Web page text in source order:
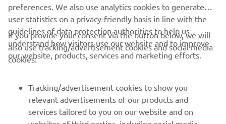
CORPORATE
MAI MULTE YAMAHA
preferences. We also use analytics cookies to generate
user statistics on a privacy-friendly basis in line with the
guidelines of data protection authorities to help us
understand how visitors use our website and to improve
our website, products, services and marketing efforts.
If you provide your consent via the button below, we will
also use tracking/advertisement cookies and social media
cookies:
Tracking/advertisement cookies to show you
relevant advertisements of our products and
services tailored to you on our website and on